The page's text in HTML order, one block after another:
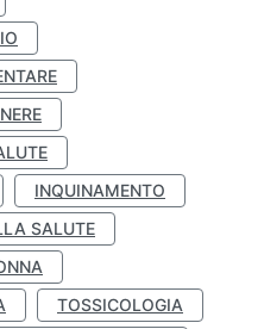
INQUINAMENTO
SALUTE
TOSSICOLOGIA